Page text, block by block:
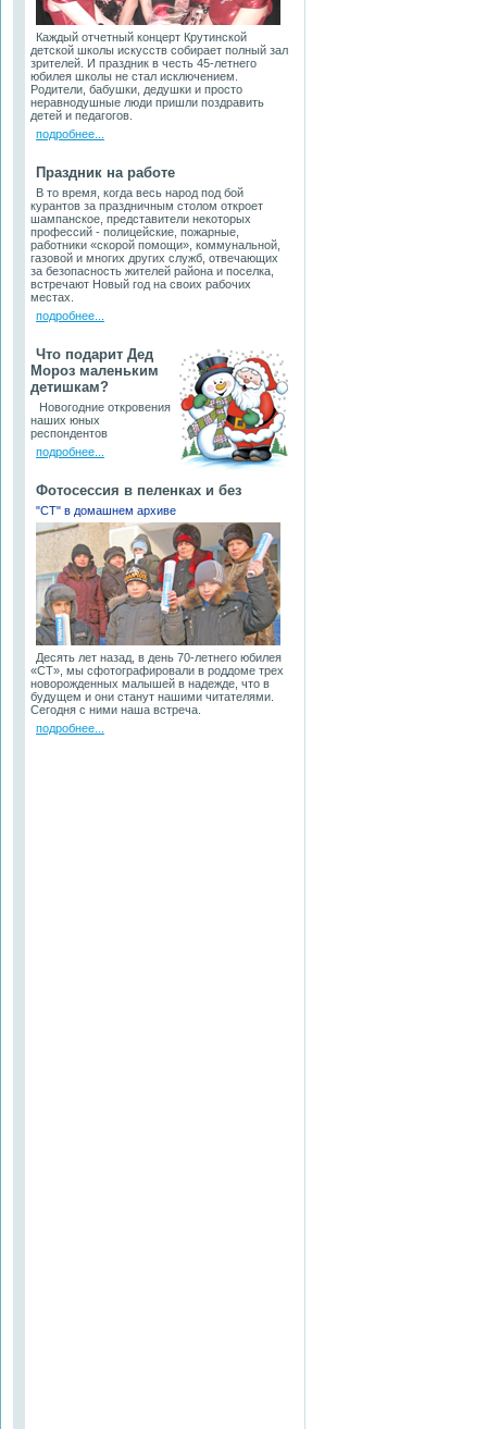
Каждый отчетный концерт Крутинской
детской школы искусств собирает полный зал
зрителей. И праздник в честь 45-летнего
юбилея школы не стал исключением.
Родители, бабушки, дедушки и просто
неравнодушные люди пришли поздравить
детей и педагогов.
подробнее...
Праздник на работе
В то время, когда весь народ под бой
курантов за праздничным столом откроет
шампанское, представители некоторых
профессий - полицейские, пожарные,
работники «скорой помощи», коммунальной,
газовой и многих других служб, отвечающих
за безопасность жителей района и поселка,
встречают Новый год на своих рабочих
местах.
подробнее...
Что подарит Дед
Мороз маленьким
детишкам?
Новогодние откровения
наших юных
респондентов
подробнее...
Фотосессия в пеленках и без
"СТ" в домашнем архиве
Десять лет назад, в день 70-летнего юбилея
«СТ», мы сфотографировали в роддоме трех
новорожденных малышей в надежде, что в
будущем и они станут нашими читателями.
Сегодня с ними наша встреча.
подробнее...